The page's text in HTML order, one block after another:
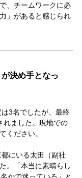
、チームワークに必
」があると感じられ
が決め手となっ
3名でしたが、最終
れました。現地での
ください。
にいる太田（副社
。「本当に素晴らし
かで迷っている」と